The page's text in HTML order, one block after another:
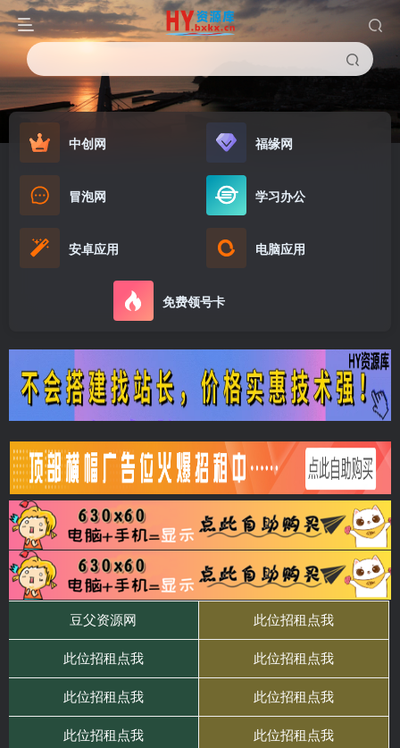
中创网 福缘网
冒泡网 学习办公
安卓应用 电脑应用
免费领号卡